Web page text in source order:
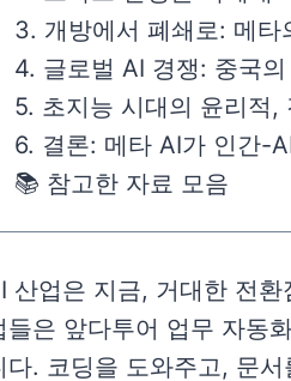
3. 개방에서 폐쇄로: 메타
4. 글로벌 AI 경쟁: 중국
5. 초지능 시대의 윤리적,
6. 결론: 메타 AI가 인간-
📚 참고한 자료 모음
산업은 지금, 거대한 전
들은 앞다투어 업무 자동
다. 코딩을 도와주고, 문